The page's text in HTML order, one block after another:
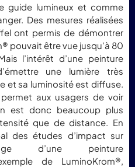
guide lumineux et comme
Des mesures réalisées
ont permis de démontrer
pouvait être vue jusqu’à 80
l’intérêt d’une peinture
une lumière très
et sa luminosité est diffuse.
aux usagers de voir
est donc beaucoup plus
que de distance. En
des études d’impact sur
d’une peinture
de LuminoKrom®,